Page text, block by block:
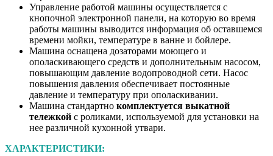
Управление работой машины осуществляется с
кнопочной электронной панели, на которую во время
работы машины выводится информация об оставшемся
времени мойки, температуре в ванне и бойлере.
Машина оснащена дозаторами моющего и
ополаскивающего средств и дополнительным насосом,
повышающим давление водопроводной сети. Насос
повышения давления обеспечивает постоянные
давление и температуру при ополаскивании.
Машина стандартно комплектуется выкатной
тележкой с роликами, используемой для установки на
нее различной кухонной утвари.
ХАРАКТЕРИСТИКИ: